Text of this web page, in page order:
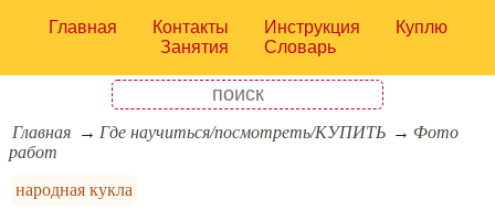
Главная Контакты Инструкция
Куплю
Занятия
Словарь
Главная Где научиться/посмотреть/КУПИТЬ
Фото
работ
народная кукла